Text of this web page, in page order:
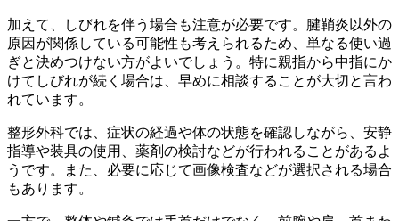
加えて、しびれを伴う場合も注意が必要です。腱鞘炎以外の
原因が関係している可能性も考えられるため、単なる使い過
ぎと決めつけない方がよいでしょう。特に親指から中指にか
けてしびれが続く場合は、早めに相談することが大切と言わ
れています。
整形外科では、症状の経過や体の状態を確認しながら、安静
指導や装具の使用、薬剤の検討などが行われることがあるよ
うです。また、必要に応じて画像検査などが選択される場合
もあります。